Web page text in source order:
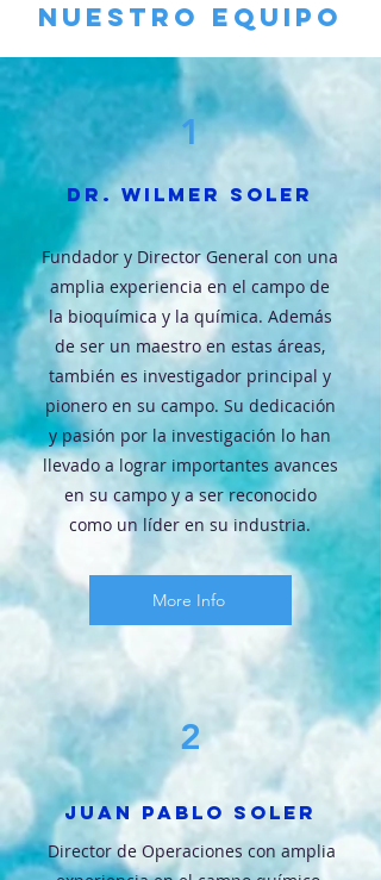
NUESTRO EQUIPO
1
Dr. Wilmer Soler
Fundador y Director General con una
amplia experiencia en el campo de
la bioquímica y la química. Además
de ser un maestro en estas áreas,
también es investigador principal y
pionero en su campo. Su dedicación
y pasión por la investigación lo han
llevado a lograr importantes avances
en su campo y a ser reconocido
como un líder en su industria.
More Info
2
Juan Pablo Soler
Director de Operaciones con amplia